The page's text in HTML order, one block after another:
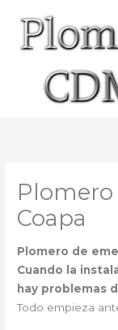
contenido
Coapa
Plomero de
Cuando la
hay problemas
Todo empieza